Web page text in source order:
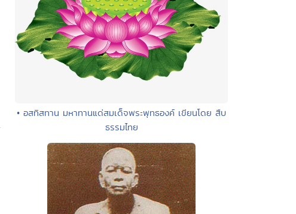
• อสทิสทาน มหาทานแด่สมเด็จพระพุทธองค์ เขียนโดย สืบ
ธรรมไทย